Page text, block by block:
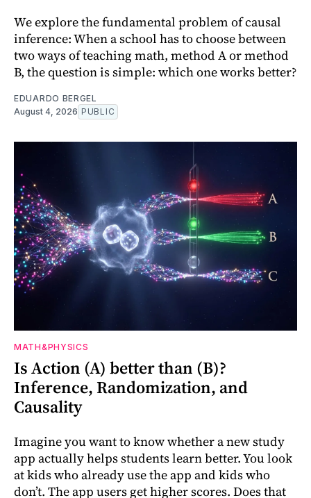
We explore the fundamental problem of causal
inference: When a school has to choose between
two ways of teaching math, method A or method
B, the question is simple: which one works better?
EDUARDO BERGEL
August 4, 2026 PUBLIC
MATH&PHYSICS
Is Action (A) better than (B)?
Inference, Randomization, and
Causality
Imagine you want to know whether a new study
app actually helps students learn better. You look
at kids who already use the app and kids who
don’t. The app users get higher scores. Does that